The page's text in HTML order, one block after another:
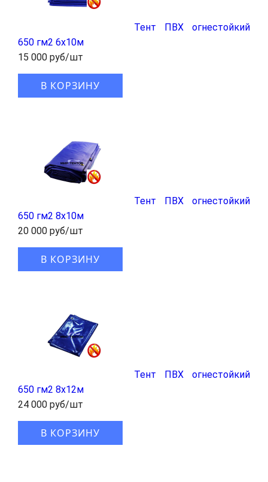
Тент ПВХ огнестойкий
650 гм2 6х10м
15 000 руб/шт
В КОРЗИНУ
Тент ПВХ огнестойкий
650 гм2 8х10м
20 000 руб/шт
В КОРЗИНУ
Тент ПВХ огнестойкий
650 гм2 8х12м
24 000 руб/шт
В КОРЗИНУ